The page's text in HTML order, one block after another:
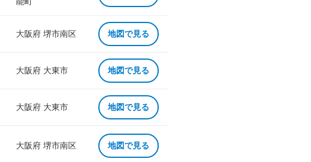
大阪府 堺市南区 地図で見る
大阪府 大東市 地図で見る
大阪府 大東市 地図で見る
大阪府 堺市南区 地図で見る